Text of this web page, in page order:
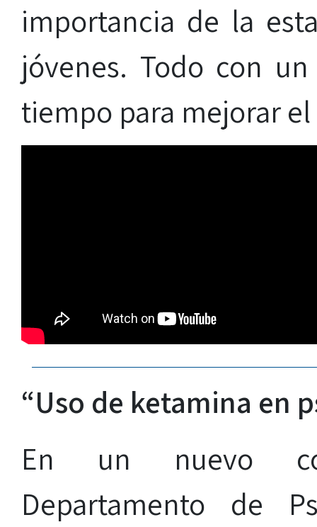
importancia de la
jóvenes. Todo con
tiempo para mejorar
“Uso de ketamina en
En un nuevo
Departamento de